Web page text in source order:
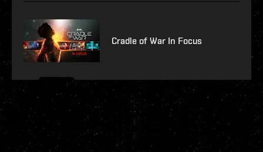
Cradle of War In Focus